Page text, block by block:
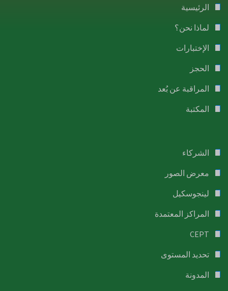
الرئيسية
لماذا نحن؟
الإختبارات
الحجز
المراقبة عن بُعد
المكتبة
الشركاء
معرض الصور
لينجوسكيل
المراكز المعتمدة
CEPT
تحديد المستوى
المدونة